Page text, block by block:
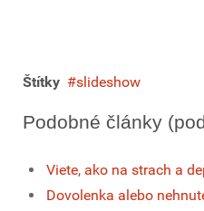
Štítky slideshow
Podobné články
Viete, ako na strach a
Dovolenka alebo